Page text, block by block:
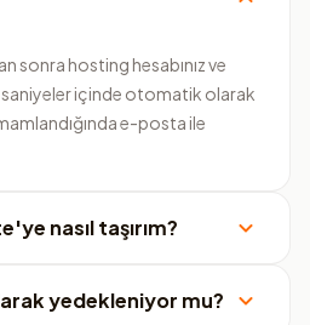
sonra hosting hesabınız ve
saniyeler içinde otomatik olarak
e-posta ile
nasıl taşırım?
yedekleniyor mu?